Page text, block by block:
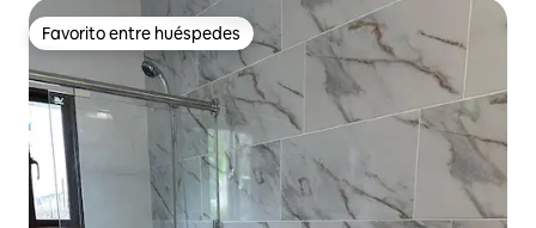
Favorito entre huéspedes
Favorito entre huéspedes